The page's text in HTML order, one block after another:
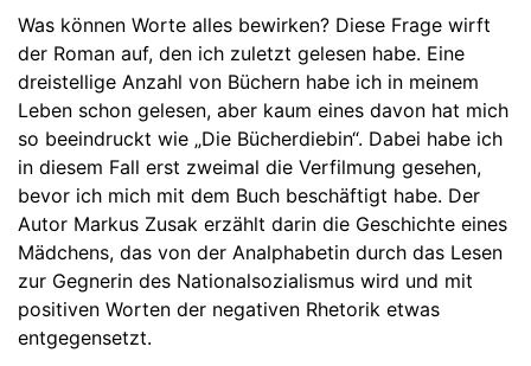
Was können Worte alles bewirken? Diese Frage wirft
der Roman auf, den ich zuletzt gelesen habe. Eine
dreistellige Anzahl von Büchern habe ich in meinem
Leben schon gelesen, aber kaum eines davon hat mich
so beeindruckt wie „Die Bücherdiebin“. Dabei habe ich
in diesem Fall erst zweimal die Verfilmung gesehen,
bevor ich mich mit dem Buch beschäftigt habe. Der
Autor Markus Zusak erzählt darin die Geschichte eines
Mädchens, das von der Analphabetin durch das Lesen
zur Gegnerin des Nationalsozialismus wird und mit
positiven Worten der negativen Rhetorik etwas
entgegensetzt.